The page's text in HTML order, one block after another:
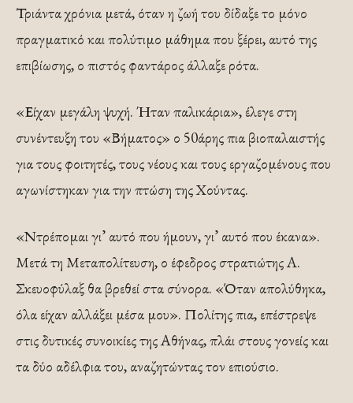
Τριάντα χρόνια μετά, όταν η ζωή του δίδαξε το μόνο
πραγματικό και πολύτιμο μάθημα που ξέρει, αυτό της
επιβίωσης, ο πιστός φαντάρος άλλαξε ρότα.
«Είχαν μεγάλη ψυχή. Ήταν παλικάρια», έλεγε στη
συνέντευξη του «Βήματος» ο 50άρης πια βιοπαλαιστής
για τους φοιτητές, τους νέους και τους εργαζομένους που
αγωνίστηκαν για την πτώση της Χούντας.
«Ντρέπομαι γι’ αυτό που ήμουν, γι’ αυτό που έκανα».
Μετά τη Μεταπολίτευση, ο έφεδρος στρατιώτης A.
Σκευοφύλαξ θα βρεθεί στα σύνορα. «Όταν απολύθηκα,
όλα είχαν αλλάξει μέσα μου». Πολίτης πια, επέστρεψε
στις δυτικές συνοικίες της Αθήνας, πλάι στους γονείς και
τα δύο αδέλφια του, αναζητώντας τον επιούσιο.